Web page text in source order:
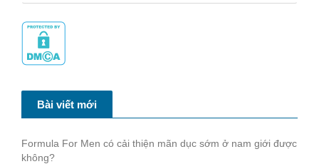
Bài viết mới
Formula For Men có cải thiện mãn dục sớm ở nam giới được
không?